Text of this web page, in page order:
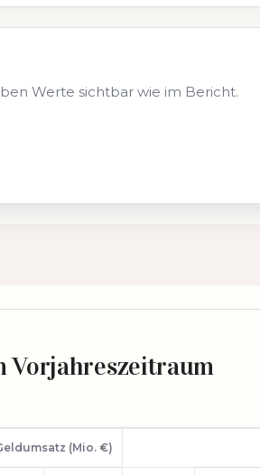
Werte sichtbar wie im Bericht.
Vorjahreszeitraum
(Mio. €)